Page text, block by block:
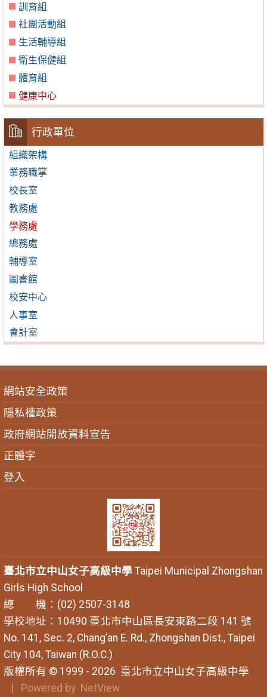
訓育組
社團活動組
生活輔導組
衛生保健組
體育組
健康中心
行政單位
組織架構
業務職掌
校長室
教務處
學務處
總務處
輔導室
圖書館
校安中心
人事室
會計室
網站安全政策
隱私權政策
政府網站開放資料宣告
正體字
登入
臺北市立中山女子高級中學Taipei Municipal Zhongshan
Girls High School
總 機：(02) 2507-3148
學校地址：10490 臺北市中山區長安東路二段 141 號
No. 141, Sec. 2, Chang’an E. Rd., Zhongshan Dist., Taipei
City 104, Taiwan (R.O.C.)
版權所有 © 1999 - 2026 臺北市立中山女子高級中學
| Powered by NetView